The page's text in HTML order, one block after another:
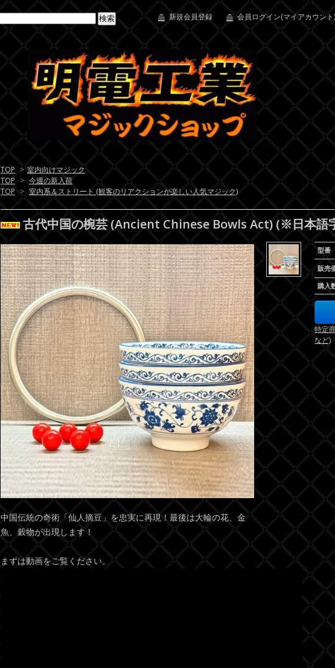
新規会員登録 会員ログイン(マイアカウント)
TOP > 室内向けマジック
TOP > 今週の新入荷
TOP > 室内系＆ストリート (観客のリアクションが楽しい人気マジック)
古代中国の椀芸 (Ancient Chinese Bowls Act) (※日本語
型番
販売
購入
特定
など)
中国伝統の奇術「仙人摘豆」を忠実に再現！最後は大輪の花、金
魚、穀物が出現します！
まずは動画をご覧ください。